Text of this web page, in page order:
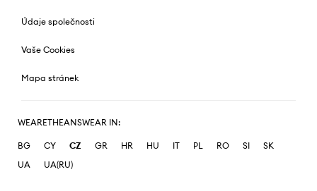
Údaje společnosti
Vaše Cookies
Mapa stránek
WEARETHEANSWEAR IN:
BG CY CZ GR HR HU IT PL RO SI
SK
UA
UA(RU)